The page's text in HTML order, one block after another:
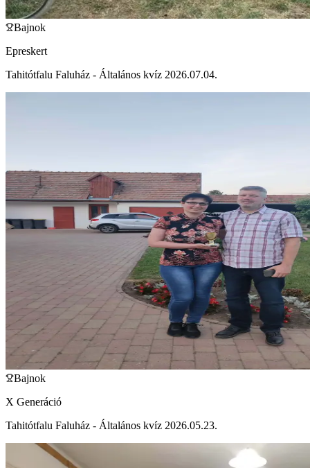
Bajnok
Epreskert
Tahitótfalu Faluház - Általános kvíz 2026.07.04.
Bajnok
X Generáció
Tahitótfalu Faluház - Általános kvíz 2026.05.23.